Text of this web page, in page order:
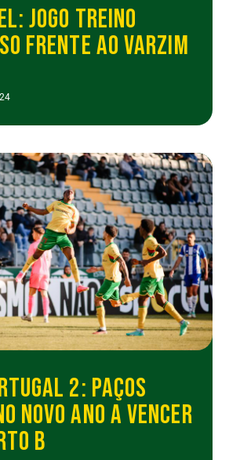
JOGO TREINO
FRENTE AO VARZIM
2: PAÇOS
NOVO ANO A VENCER
B